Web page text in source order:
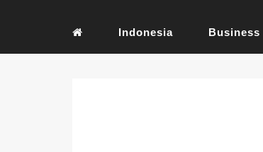
Indonesia Business